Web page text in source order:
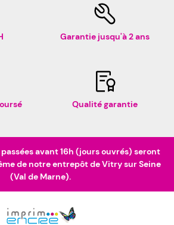
Garantie jusqu'à 2 ans
Qualité garantie
avant 16h (jours ouvrés) seront
de notre entrepôt de Vitry sur Seine
(Val de Marne).